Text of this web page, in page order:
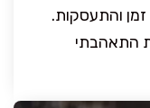
והתעסקות.
התאהבתי